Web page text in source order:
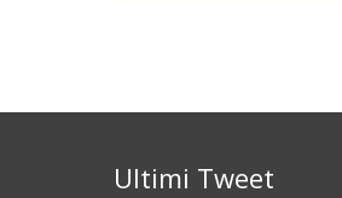
Ultimi Tweet